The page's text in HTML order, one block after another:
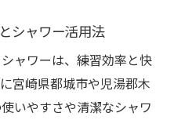
シャワー活用法
ャワーは、練習効率と快
宮崎県都城市や児湯郡木
いやすさや清潔なシャワ